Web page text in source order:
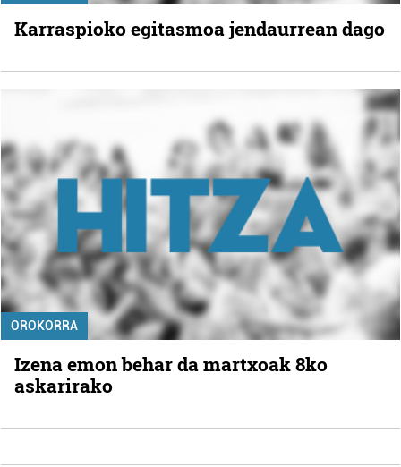
Karraspioko egitasmoa jendaurrean dago
OROKORRA
Izena emon behar da martxoak 8ko
askarirako